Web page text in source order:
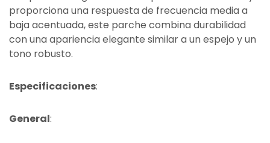
proporciona una respuesta de frecuencia media a
baja acentuada, este parche combina durabilidad
con una apariencia elegante similar a un espejo y un
tono robusto.
Especificaciones:
General: